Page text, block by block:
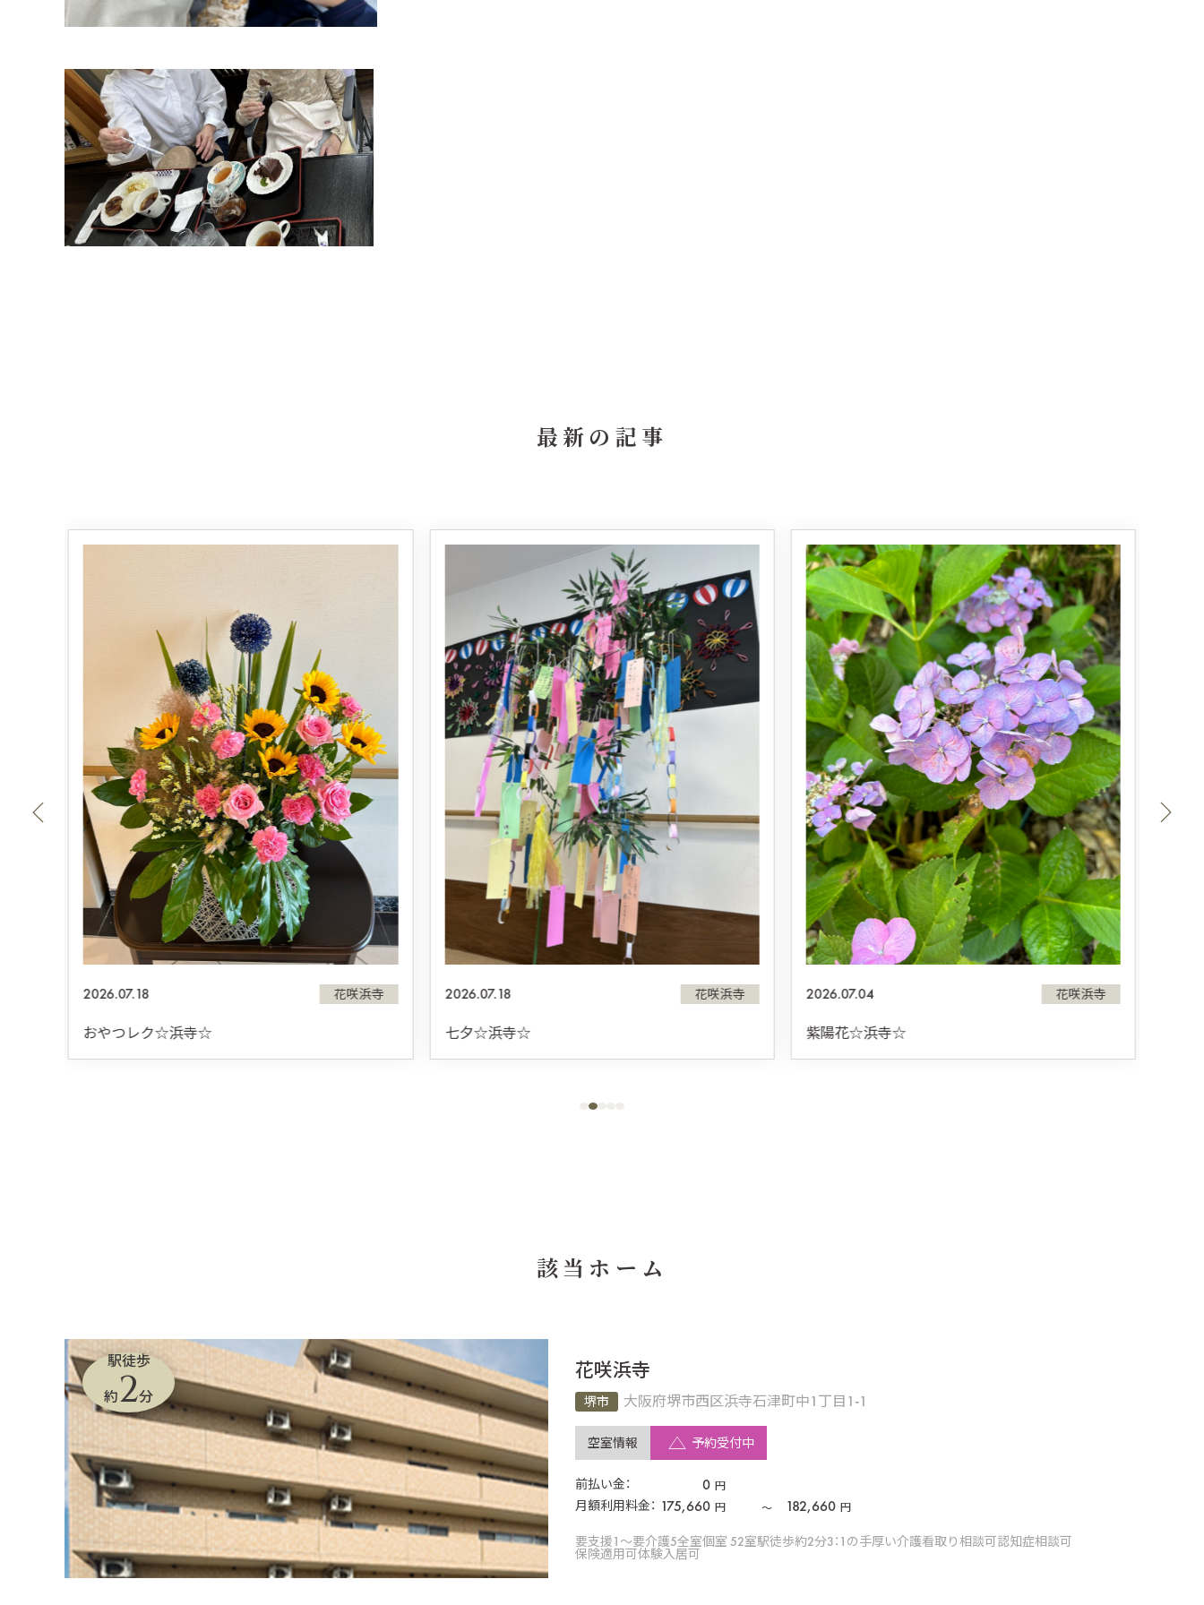
最新の記事
2026.07.18 花咲浜寺
おやつレク☆浜寺☆
2026.07.18 花咲浜寺
七夕☆浜寺☆
2026.07.04 花咲浜寺
紫陽花☆浜寺☆
該当ホーム
駅徒歩
約2分
花咲浜寺
堺市 大阪府堺市西区浜寺石津町中1丁目1-1
空室情報 予約受付中
前払い金： 0 円
月額利用料金： 175,660 円 〜 182,660 円
要支援1〜要介護5全室個室 52室駅徒歩約2分3：1の手厚い介護看取り相談可認知症相談可
保険適用可体験入居可